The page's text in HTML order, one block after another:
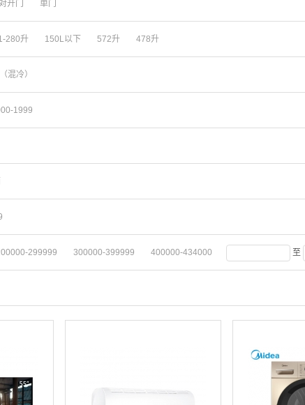
开门 单门
280升 150L以下 572升 478升
混冷）
1999
299999 300000-399999 400000-434000 至